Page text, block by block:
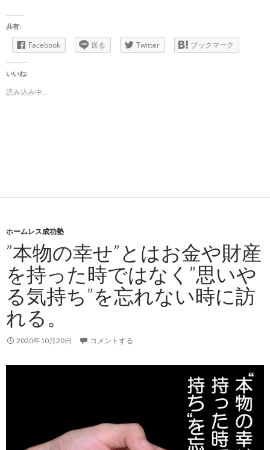
共有:
Facebook 送る Twitter ブックマーク
いいね:
読み込み中...
ホームレス成功塾
”本物の幸せ”とはお金や財産
を持った時ではなく”思いや
る気持ち”を忘れない時に訪
れる。
2020年10月20日 コメントする